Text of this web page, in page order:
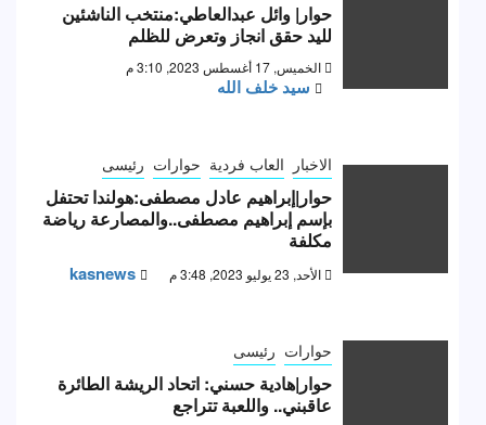
حوار| وائل عبدالعاطي:منتخب الناشئين
لليد حقق انجاز وتعرض للظلم
الخميس, 17 أغسطس 2023, 3:10 م
سيد خلف الله
الاخبار العاب فردية حوارات رئيسى
حوار|إبراهيم عادل مصطفى:هولندا تحتفل
بإسم إبراهيم مصطفى..والمصارعة رياضة
مكلفة
الأحد, 23 يوليو 2023, 3:48 م kasnews
حوارات رئيسى
حوار|هادية حسني: اتحاد الريشة الطائرة
عاقبني.. واللعبة تتراجع